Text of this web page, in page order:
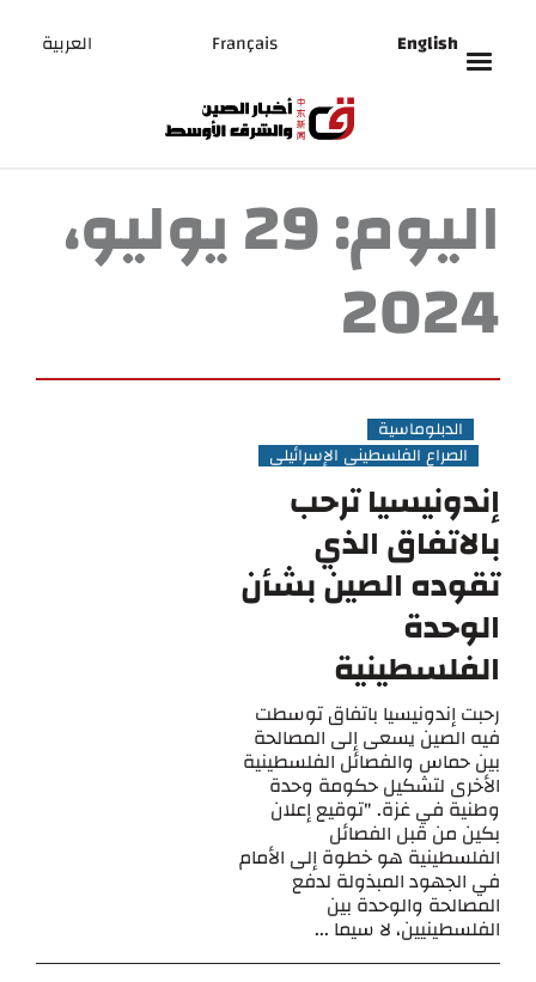
English
Français العربية
اليوم: 29 يوليو،
2024
الدبلوماسية
الصراع الفلسطيني الإسرائيلي
إندونيسيا ترحب
بالاتفاق الذي
تقوده الصين بشأن
الوحدة
الفلسطينية
رحبت إندونيسيا باتفاق توسطت
فيه الصين يسعى إلى المصالحة
بين حماس والفصائل الفلسطينية
الأخرى لتشكيل حكومة وحدة
وطنية في غزة. "توقيع إعلان
بكين من قبل الفصائل
الفلسطينية هو خطوة إلى الأمام
في الجهود المبذولة لدفع
المصالحة والوحدة بين
الفلسطينيين، لا سيما ...